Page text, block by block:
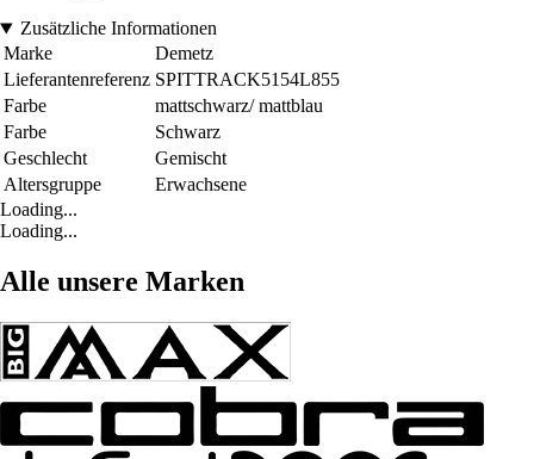
Zusätzliche Informationen
Marke
Demetz
Lieferantenreferenz SPITTRACK5154L855
Farbe
mattschwarz/ mattblau
Farbe
Schwarz
Geschlecht
Gemischt
Altersgruppe
Erwachsene
Loading...
Loading...
Alle unsere Marken